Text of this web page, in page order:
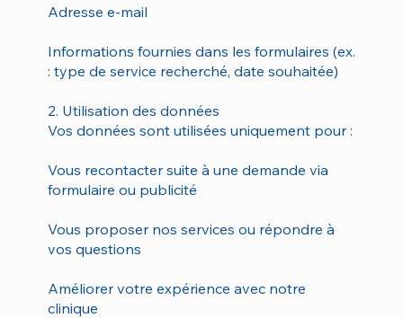
Adresse e-mail
Informations fournies dans les formulaires (ex.
: type de service recherché, date souhaitée)
2. Utilisation des données
Vos données sont utilisées uniquement pour :
Vous recontacter suite à une demande via
formulaire ou publicité
Vous proposer nos services ou répondre à
vos questions
Améliorer votre expérience avec notre
clinique